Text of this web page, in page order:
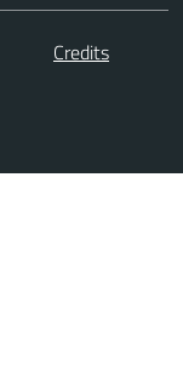
Credits